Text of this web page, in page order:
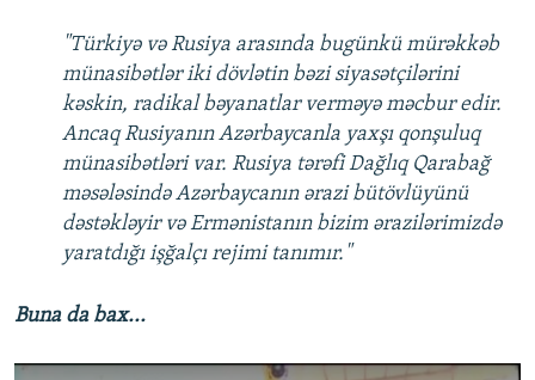
"Türkiyə və Rusiya arasında bugünkü mürəkkəb
münasibətlər iki dövlətin bəzi siyasətçilərini
kəskin, radikal bəyanatlar verməyə məcbur edir.
Ancaq Rusiyanın Azərbaycanla yaxşı qonşuluq
münasibətləri var. Rusiya tərəfi Dağlıq Qarabağ
məsələsində Azərbaycanın ərazi bütövlüyünü
dəstəkləyir və Ermənistanın bizim ərazilərimizdə
yaratdığı işğalçı rejimi tanımır."
Buna da bax...